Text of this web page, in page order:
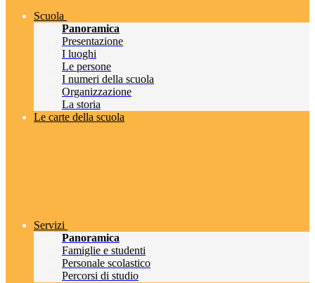
Scuola
Panoramica
Presentazione
I luoghi
Le persone
I numeri della scuola
Organizzazione
La storia
Le carte della scuola
Servizi
Panoramica
Famiglie e studenti
Personale scolastico
Percorsi di studio